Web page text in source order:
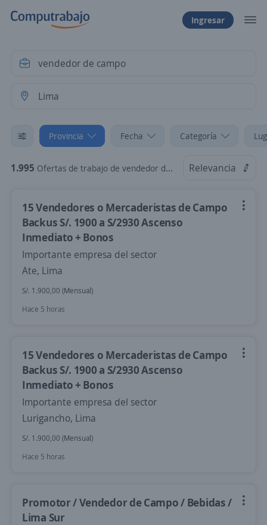
Ingresar
Provincia Fecha Categoría
1.995 Ofertas de trabajo de vendedor de campo en Lima Relevancia
15 Vendedores o Mercaderistas de Campo
Backus S/. 1900 a S/2930 Ascenso
Inmediato + Bonos
Importante empresa del sector
Ate, Lima
S/. 1.900,00 (Mensual)
Hace 5 horas
15 Vendedores o Mercaderistas de Campo
Backus S/. 1900 a S/2930 Ascenso
Inmediato + Bonos
Importante empresa del sector
Lurigancho, Lima
S/. 1.900,00 (Mensual)
Hace 5 horas
Promotor / Vendedor de Campo / Bebidas /
Lima Sur